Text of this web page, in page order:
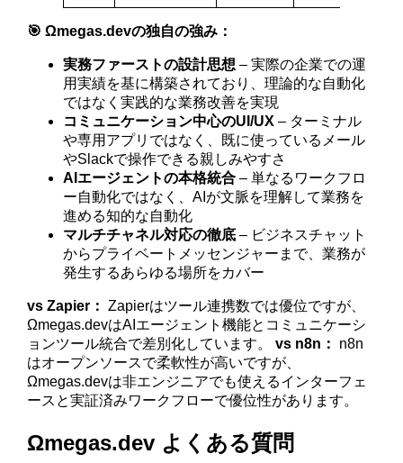
🎯 Ωmegas.devの独自の強み：
実務ファーストの設計思想 – 実際の企業での運
用実績を基に構築されており、理論的な自動化
ではなく実践的な業務改善を実現
コミュニケーション中心のUI/UX – ターミナル
や専用アプリではなく、既に使っているメール
やSlackで操作できる親しみやすさ
AIエージェントの本格統合 – 単なるワークフロ
ー自動化ではなく、AIが文脈を理解して業務を
進める知的な自動化
マルチチャネル対応の徹底 – ビジネスチャット
からプライベートメッセンジャーまで、業務が
発生するあらゆる場所をカバー
vs Zapier： Zapierはツール連携数では優位ですが、
Ωmegas.devはAIエージェント機能とコミュニケーシ
ョンツール統合で差別化しています。vs n8n：
n8n
はオープンソースで柔軟性が高いですが、
Ωmegas.devは非エンジニアでも使えるインターフェ
ースと実証済みワークフローで優位性があります。
Ωmegas.dev よくある質問